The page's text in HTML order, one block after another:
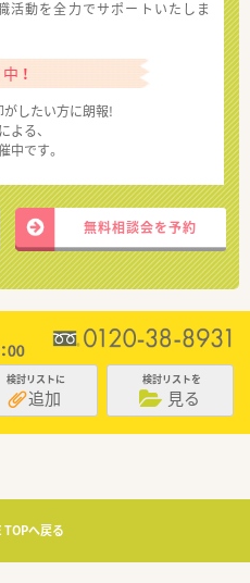
活動を全力でサポートいたしま
！
がしたい方に朗報!
る、
中です。
無料相談会を予約
検討リストに
追加
検討リストを
見る
TOPへ戻る